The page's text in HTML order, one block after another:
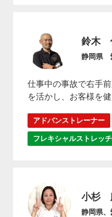
鈴木
静岡県
仕事中の事故で右手
を活かし、お客様を
アドバンストレーナー
フレキシャルストレッ
小杉
静岡県、